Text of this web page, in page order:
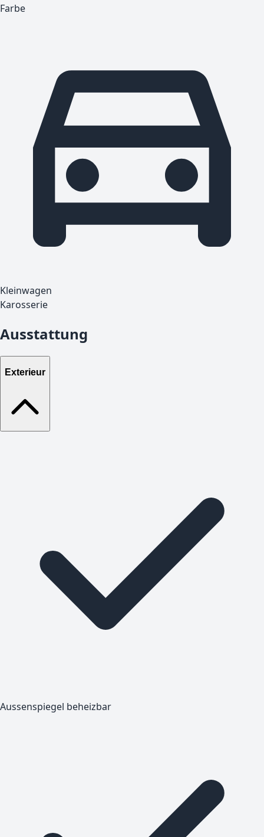
Farbe
Kleinwagen
Karosserie
Ausstattung
Exterieur
Aussenspiegel beheizbar